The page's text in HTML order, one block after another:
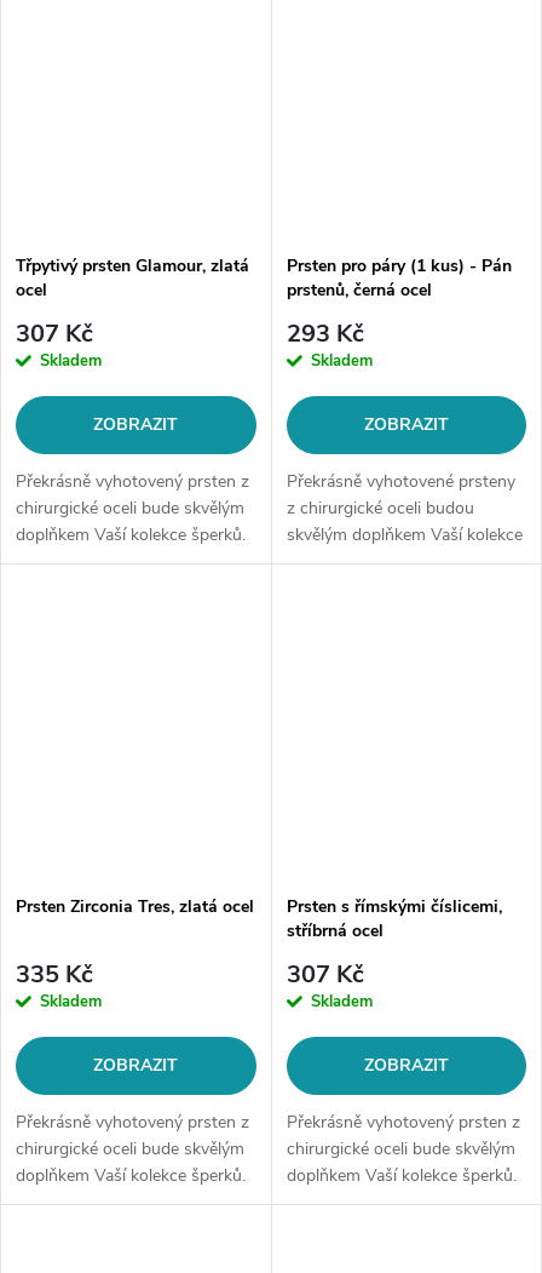
Třpytivý prsten Glamour, zlatá
ocel
307 Kč
Skladem
ZOBRAZIT
Překrásně vyhotovený prsten z
chirurgické oceli bude skvělým
doplňkem Vaší kolekce šperků.
Materiál: chirurgická ocel
Prsten pro páry (1 kus) - Pán
prstenů, černá ocel
293 Kč
Skladem
ZOBRAZIT
Překrásně vyhotovené prsteny
z chirurgické oceli budou
skvělým doplňkem Vaší kolekce
šperků. Materiál: chirurgická
Prsten Zirconia Tres, zlatá ocel
335 Kč
Skladem
ZOBRAZIT
Překrásně vyhotovený prsten z
chirurgické oceli bude skvělým
doplňkem Vaší kolekce šperků.
Materiál: chirurgická ocel 316L
Prsten s římskými číslicemi,
stříbrná ocel
307 Kč
Skladem
ZOBRAZIT
Překrásně vyhotovený prsten z
chirurgické oceli bude skvělým
doplňkem Vaší kolekce šperků.
Materiál: chirurgická ocel 316L